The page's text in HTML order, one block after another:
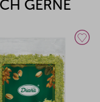
GERNE